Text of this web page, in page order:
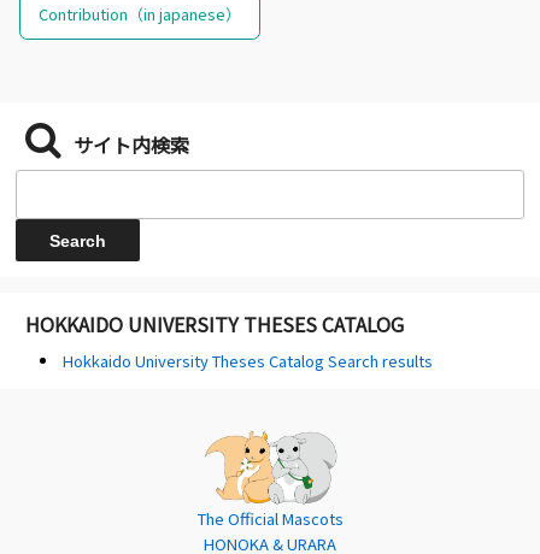
Contribution（in japanese）
サイト内検索
HOKKAIDO UNIVERSITY THESES CATALOG
Hokkaido University Theses Catalog Search results
The Official Mascots
HONOKA & URARA